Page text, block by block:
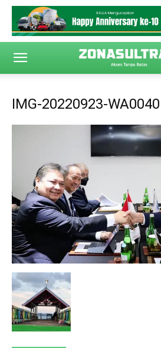
IMG-20220923-WA0040